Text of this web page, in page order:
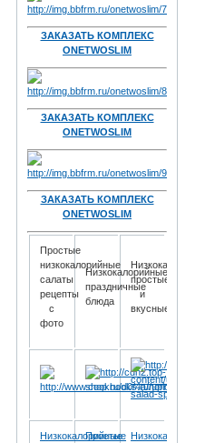
ЗАКАЗАТЬ КОМПЛЕКС
ONETWOSLIM
ЗАКАЗАТЬ КОМПЛЕКС
ONETWOSLIM
ЗАКАЗАТЬ КОМПЛЕКС
ONETWOSLIM
Простые
низкокалорийные
салаты
рецепты
с
фото
Низкокалорийные
праздничные
блюда
простые
и
вкусные
Низкокалорийные
Простые